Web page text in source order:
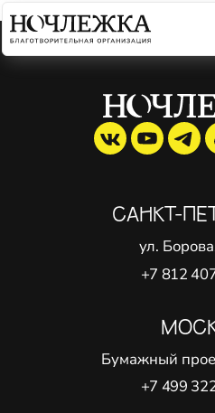
Элемент не
САНКТ-
ул.
+7 812
Бумажный
+7 499